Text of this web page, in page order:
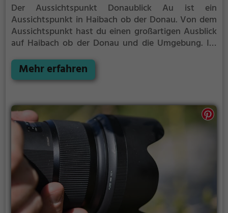
Der Aussichtspunkt Donaublick Au ist ein
Aussichtspunkt in Haibach ob der Donau. Von dem
Aussichtspunkt hast du einen großartigen Ausblick
auf Haibach ob der Donau und die Umgebung. Im
schönes Ausflugsziel für Familienausflüge,
Wanderungen oder zum Picknicken und lockt an
Region an.
Mehr erfahren